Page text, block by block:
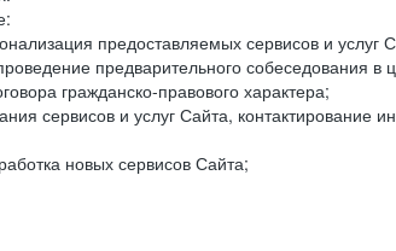
предоставляемых сервисов и услуг
предварительного собеседования в
гражданско-правового характера;
сервисов и услуг Сайта, контактирование
новых сервисов Сайта;